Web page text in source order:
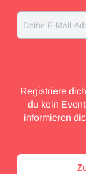
Deine E-Mail-
Registriere
du kein
informieren